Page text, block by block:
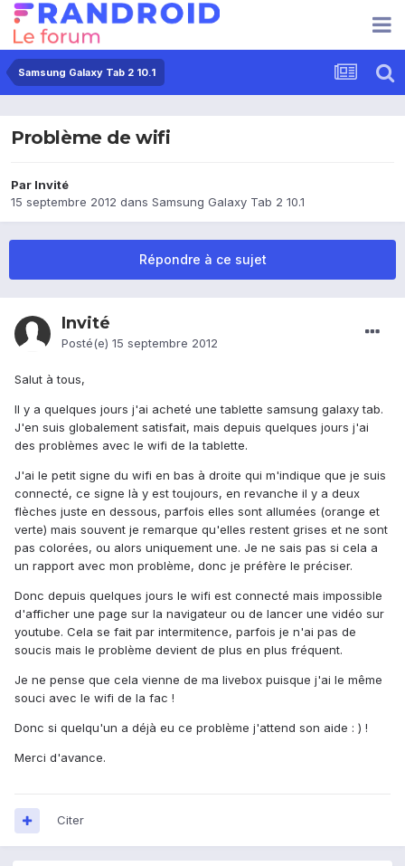
Samsung Galaxy Tab 2 10.1
Problème de wifi
Par Invité
15 septembre 2012 dans Samsung Galaxy Tab 2 10.1
Répondre à ce sujet
Invité
Posté(e) 15 septembre 2012
Salut à tous,
Il y a quelques jours j'ai acheté une tablette samsung galaxy tab.
J'en suis globalement satisfait, mais depuis quelques jours j'ai
des problèmes avec le wifi de la tablette.
J'ai le petit signe du wifi en bas à droite qui m'indique que je suis
connecté, ce signe là y est toujours, en revanche il y a deux
flèches juste en dessous, parfois elles sont allumées (orange et
verte) mais souvent je remarque qu'elles restent grises et ne sont
pas colorées, ou alors uniquement une. Je ne sais pas si cela a
un rapport avec mon problème, donc je préfère le préciser.
Donc depuis quelques jours le wifi est connecté mais impossible
d'afficher une page sur la navigateur ou de lancer une vidéo sur
youtube. Cela se fait par intermitence, parfois je n'ai pas de
soucis mais le problème devient de plus en plus fréquent.
Je ne pense que cela vienne de ma livebox puisque j'ai le même
souci avec le wifi de la fac !
Donc si quelqu'un a déjà eu ce problème j'attend son aide : ) !
Merci d'avance.
Citer